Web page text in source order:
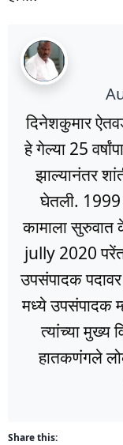
दिनेशकुमार
हे गेल्या 25
झाल्यानंतर
घेतली. 1999
कामाला सुरुवात
jully 2020 परेंत
उपसंपादक
मध्ये उपसंपादक
त्यांच्या मुख्य
हातकणंगले
Share this: